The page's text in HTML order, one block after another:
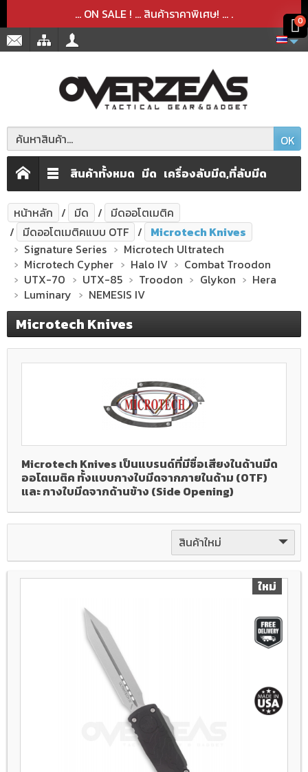
... ON SALE ! ... สินค้าราคาพิเศษ! ... .
OK
สินค้าทั้งหมด มีด เครื่องลับมีด,ที่ลับมีด
หน้าหลัก มีด
มีดออโตเมติค
มีดออโตเมติคแบบ OTF
Microtech Knives
Signature Series
Microtech Ultratech
Microtech Cypher
Halo IV
Combat Troodon
UTX-70
UTX-85 Troodon Glykon
Hera
Luminary
NEMESIS IV
Microtech Knives
Microtech Knives เป็นแบรนด์ที่มีชื่อเสียงในด้านมีด
ออโตเมติค ทั้งแบบกางใบมีดจากภายในด้าม (OTF)
และ กางใบมีดจากด้านข้าง (Side Opening)
สินค้าใหม่
ใหม่
สินค้าได้เพิ่มลงในตะกร้าเรียบร้อยแล้ว
สินค้าได้ถูกลบออกจากตะกร้าเรียบร้อยแล้ว
0